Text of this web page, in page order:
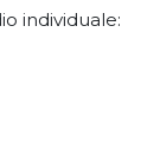
individuale: